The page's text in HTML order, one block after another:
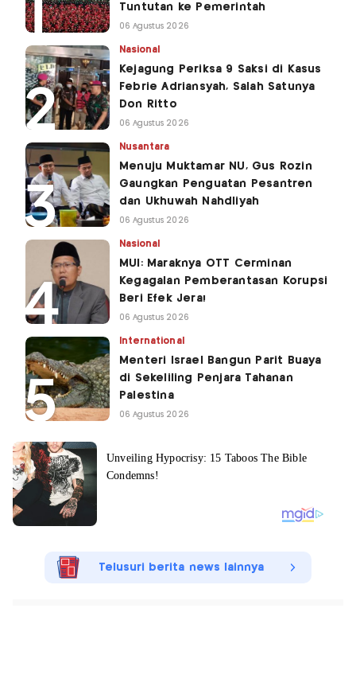
Tuntutan ke Pemerintah
06 Agustus 2026
Nasional
Kejagung Periksa 9 Saksi di Kasus
Febrie Adriansyah, Salah Satunya
Don Ritto
06 Agustus 2026
Nusantara
Menuju Muktamar NU, Gus Rozin
Gaungkan Penguatan Pesantren
dan Ukhuwah Nahdliyah
06 Agustus 2026
Nasional
MUI: Maraknya OTT Cerminan
Kegagalan Pemberantasan Korupsi
Beri Efek Jera!
06 Agustus 2026
International
Menteri Israel Bangun Parit Buaya
di Sekeliling Penjara Tahanan
Palestina
06 Agustus 2026
Telusuri berita news lainnya